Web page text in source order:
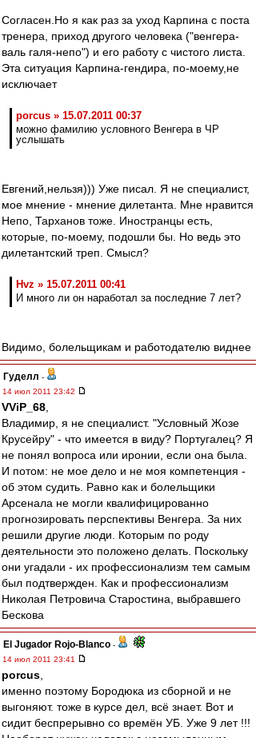
Согласен.Но я как раз за уход Карпина с поста
тренера, приход другого человека ("венгера-
валь галя-непо") и его работу с чистого листа.
Эта ситуация Карпина-гендира, по-моему,не
исключает
porcus » 15.07.2011 00:37
можно фамилию условного Венгера в ЧР
услышать
Евгений,нельзя))) Уже писал. Я не специалист,
мое мнение - мнение дилетанта. Мне нравится
Непо, Тарханов тоже. Иностранцы есть,
которые, по-моему, подошли бы. Но ведь это
дилетантский треп. Смысл?
Hvz » 15.07.2011 00:41
И много ли он наработал за последние 7 лет?
Видимо, болельщикам и работодателю виднее
Гуделл -
14 июл 2011 23:42
VViP_68
Владимир, я не специалист. "Условный Жозе
Крусейру" - что имеется в виду? Португалец? Я
не понял вопроса или иронии, если она была.
И потом: не мое дело и не моя компетенция -
об этом судить. Равно как и болельщики
Арсенала не могли квалифицированно
прогнозировать перспективы Венгера. За них
решили другие люди. Которым по роду
деятельности это положено делать. Поскольку
они угадали - их профессионализм тем самым
был подтвержден. Как и профессионализм
Николая Петровича Старостина, выбравшего
Бескова
El Jugador Rojo-Blanco -
14 июл 2011 23:41
porcus
именно поэтому Бородюка из сборной и не
выгоняют. тоже в курсе дел, всё знает. Вот и
сидит беспрерывно со времён УБ. Уже 9 лет !!!